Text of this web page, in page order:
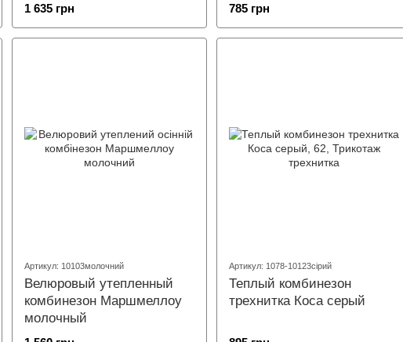
1 635 грн 785 грн
Артикул: 10103молочний
Велюровый утепленный
комбинезон Маршмеллоу
молочный
Артикул: 1078-10123сірий
Теплый комбинезон
трехнитка Коса серый